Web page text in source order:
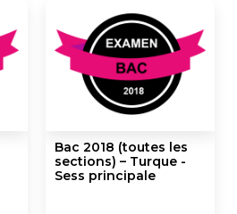
Bac 2018 (toutes les
sections) – Turque -
Sess principale